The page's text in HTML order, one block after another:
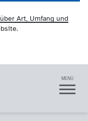
Art, Umfang und
NRW
MENÜ